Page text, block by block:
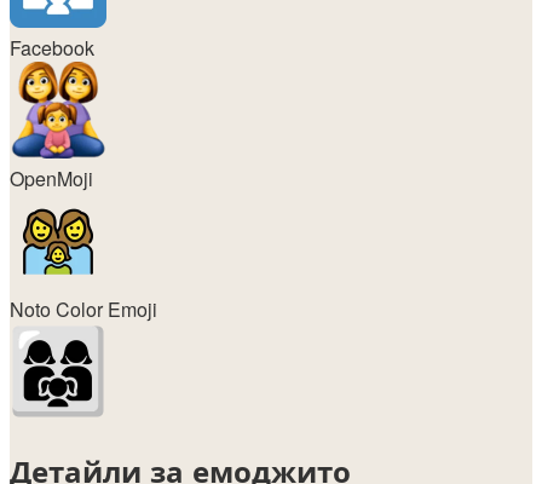
Facebook
OpenMoji
Noto Color Emoji
Детайли за емоджито